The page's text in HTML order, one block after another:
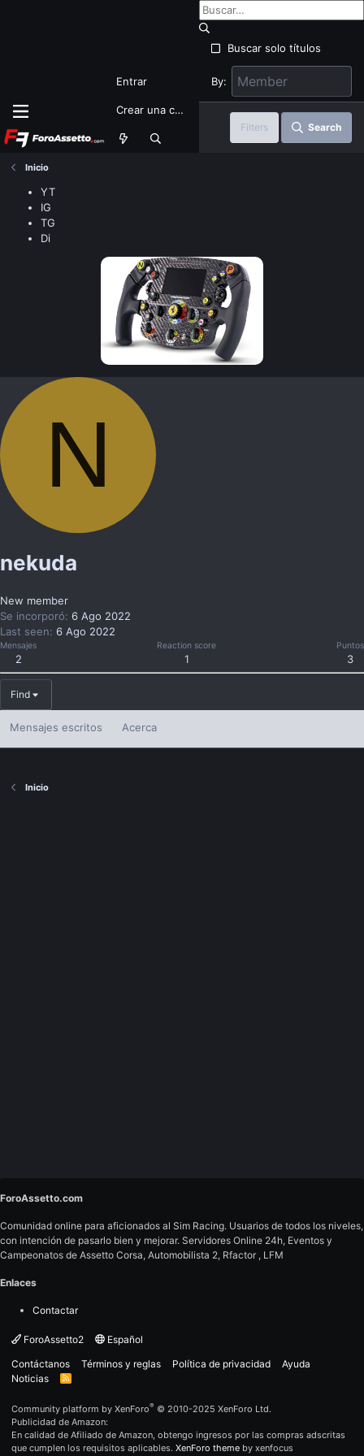
Entrar
Crear una cuenta
Buscar solo títulos
By:
Filters Search
Inicio
YT
IG
TG
Di
N
nekuda
New member
Se incorporó 6 Ago 2022
Last seen 6 Ago 2022
Mensajes
2
Reaction score
1
Puntos
3
Find
Mensajes escritos Acerca
Inicio
ForoAssetto.com
Comunidad online para aficionados al Sim Racing. Usuarios de todos los niveles,
con intención de pasarlo bien y mejorar. Servidores Online 24h, Eventos y
Campeonatos de Assetto Corsa, Automobilista 2, Rfactor , LFM
Enlaces
Contactar
ForoAssetto2
Español
Contáctanos
Términos y reglas Política de privacidad
Ayuda
Noticias
R
Community platform by XenForo® © 2010-2025 XenForo Ltd.
Publicidad de Amazon:
En calidad de Afiliado de Amazon, obtengo ingresos por las compras adscritas
que cumplen los requisitos aplicables. XenForo theme by xenfocus